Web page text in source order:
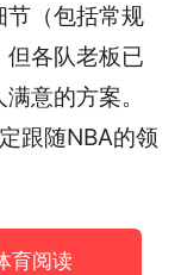
节（包括常规
各队老板已
意的方案。
跟随NBA的领
育阅读